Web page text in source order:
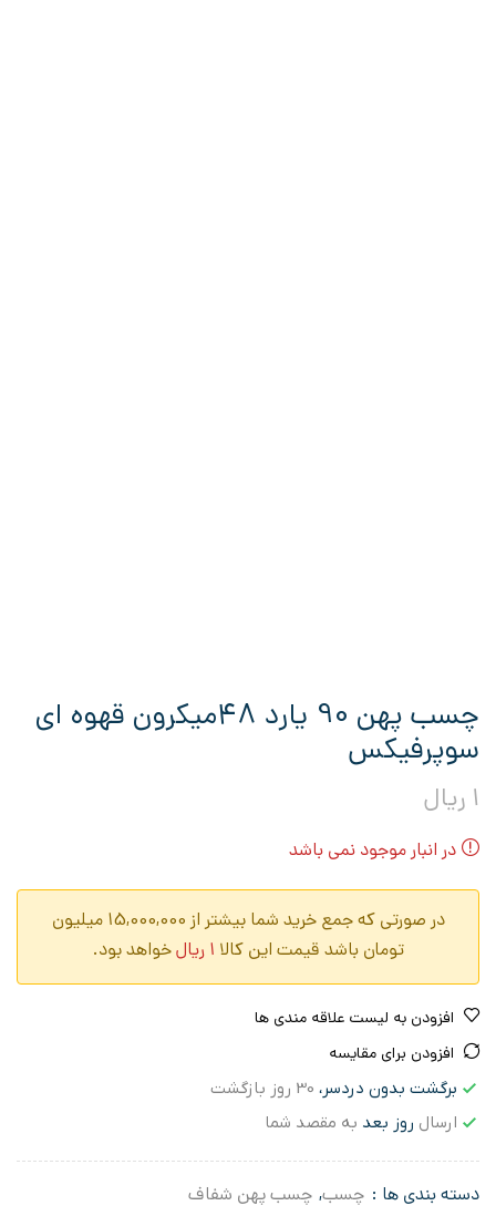
چسب پهن 90 يارد 48میکرون قهوه ای
سوپرفیکس
1 ریال
در انبار موجود نمی باشد
در صورتی که جمع خرید شما بیشتر از 15,000,000 میلیون
تومان باشد قیمت این کالا 1 ریالخواهد بود.
افزودن به لیست علاقه مندی ها
افزودن برای مقایسه
برگشت بدون دردسر،
ارسال روز بعد به مقصد شما
دسته بندی ها : چسب, چسب پهن شفاف